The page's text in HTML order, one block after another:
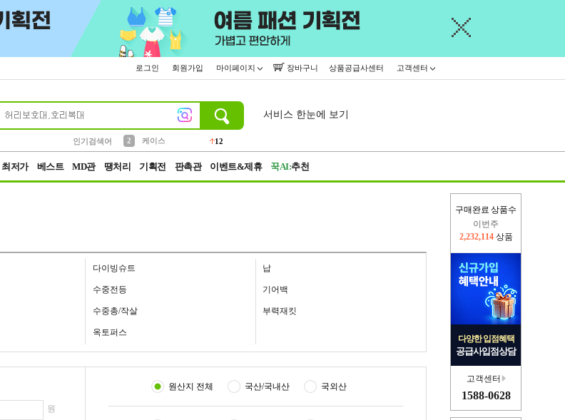
로그인 회원가입 마이페이지 장바구니 상품공급사센터 고객센터
인기검색어
2
케이스
12
서비스 한눈에 보기
최저가 베스트 MD관 땡처리 기획전 판촉관 이벤트&제휴 꾹AI:추천
구매완료 상품수
이번주
2,232,114 상품
다양한 입점혜택
공급사입점상담
고객센터
1588-0628
다이빙슈트 납
수중전등 기어백
수중총/작살 부력재킷
옥토퍼스
원
원산지 전체 국산/국내산 국외산